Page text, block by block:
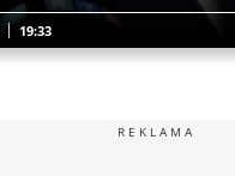
19:33
REKLAMA